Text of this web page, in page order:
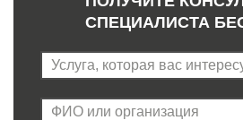
СПЕЦИАЛИСТА